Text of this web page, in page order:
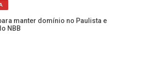
manter domínio no Paulista e
NBB